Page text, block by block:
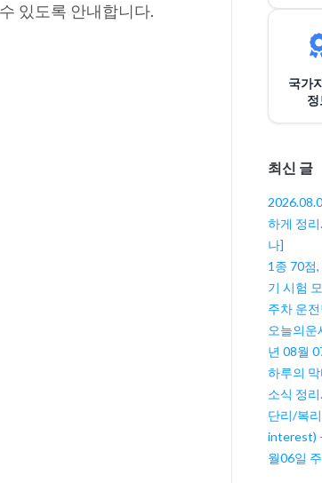
있도록 안내합니다.
국가
정
최신 글
하게 정
나]
1종 70점
기 시험
주차 운
오늘의운
년 08월
하루의
소식 정
단리/복
interest)
월06일